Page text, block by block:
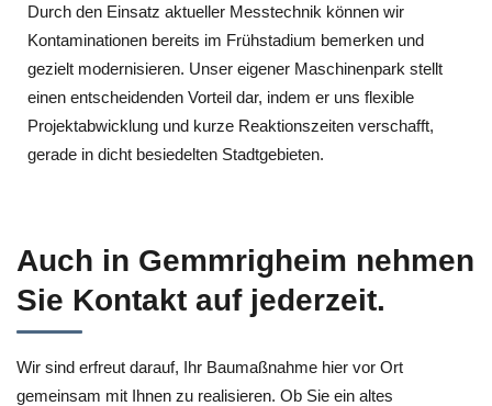
Durch den Einsatz aktueller Messtechnik können wir
Kontaminationen bereits im Frühstadium bemerken und
gezielt modernisieren. Unser eigener Maschinenpark stellt
einen entscheidenden Vorteil dar, indem er uns flexible
Projektabwicklung und kurze Reaktionszeiten verschafft,
gerade in dicht besiedelten Stadtgebieten.
Auch in Gemmrigheim nehmen
Sie Kontakt auf jederzeit.
Wir sind erfreut darauf, Ihr Baumaßnahme hier vor Ort
gemeinsam mit Ihnen zu realisieren. Ob Sie ein altes